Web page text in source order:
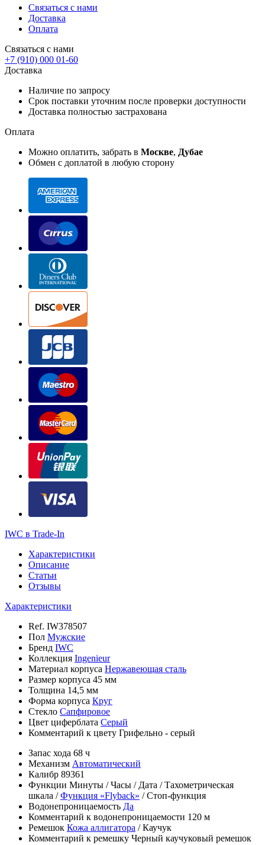
Связаться с нами
Доставка
Оплата
Связаться с нами
+7 (910) 000 01-60
Доставка
Наличие по запросу
Срок поставки уточним после проверки доступности
Доставка полностью застрахована
Оплата
Можно оплатить, забрать в Москве, Дубае
Обмен с доплатой в любую сторону
IWC в Trade-In
Характеристики
Описание
Статьи
Отзывы
Характеристики
Ref. IW378507
Пол Мужские
Бренд IWC
Коллекция Ingenieur
Материал корпуса Нержавеющая сталь
Размер корпуса 45 мм
Толщина 14,5 мм
Форма корпуса Круг
Стекло Сапфировое
Цвет циферблата Серый
Комментарий к цвету Грифельно - серый
Запас хода 68 ч
Механизм Автоматический
Калибр 89361
Функции Минуты /Часы / Дата /Тахометрическая
шкала /Функция «Flyback» /Cтоп-функция
Водонепроницаемость Да
Комментарий к водонепроницаемости 120 м
Ремешок Кожа аллигатора /Каучук
Комментарий к ремешку Черный каучуковый ремешок